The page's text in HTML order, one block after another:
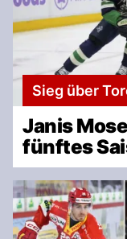
Sieg über
Janis
fünftes